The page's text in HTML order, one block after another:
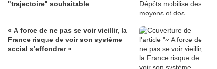
"trajectoire" souhaitable
« A force de ne pas se voir vieillir, la
France risque de voir son système
social s’effondrer »